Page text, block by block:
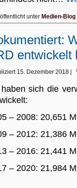
unter Medien-Blog
entwickelt
15. Dezember 2018
sich die
– 2008: 20,651
– 2012: 21,386
– 2016: 21,441
– 2020: 21,984